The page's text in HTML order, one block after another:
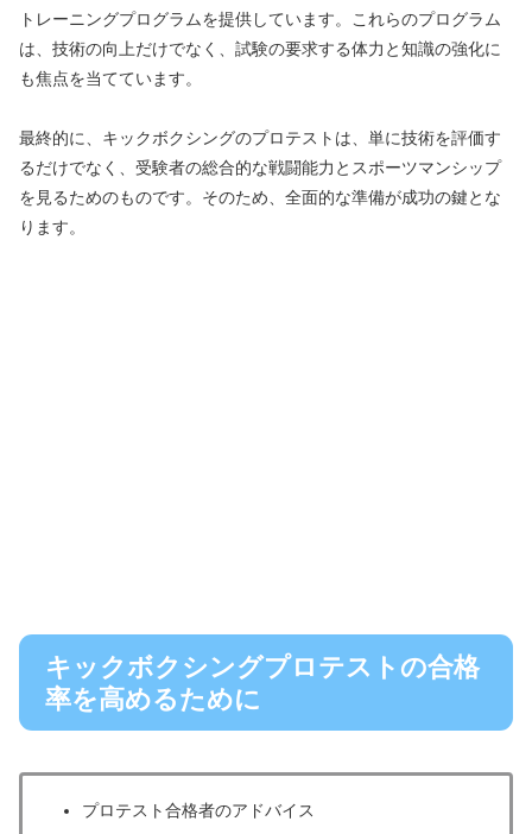
トレーニングプログラムを提供しています。これらのプログラム
は、技術の向上だけでなく、試験の要求する体力と知識の強化に
も焦点を当てています。
最終的に、キックボクシングのプロテストは、単に技術を評価す
るだけでなく、受験者の総合的な戦闘能力とスポーツマンシップ
を見るためのものです。そのため、全面的な準備が成功の鍵とな
ります。
キックボクシングプロテストの合格
率を高めるために
プロテスト合格者のアドバイス